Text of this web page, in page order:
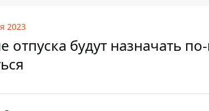
2023
отпуска будут назначать